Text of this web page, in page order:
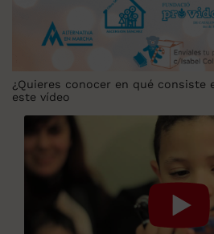
¿Quieres conocer en qué consiste
este vídeo